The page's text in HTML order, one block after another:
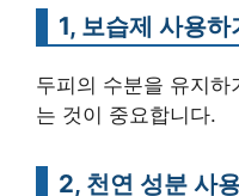
1, 보습제 사용하
두피의 수분을 유지
는 것이 중요합니다.
2, 천연 성분 사